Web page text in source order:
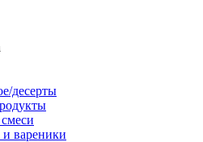
десерты
вареники